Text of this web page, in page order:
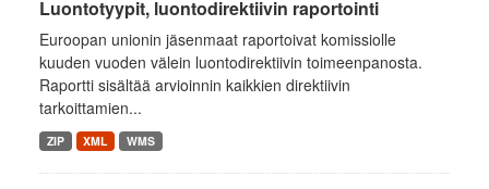
Luontotyypit, luontodirektiivin raportointi
Euroopan unionin jäsenmaat raportoivat komissiolle
kuuden vuoden välein luontodirektiivin toimeenpanosta.
Raportti sisältää arvioinnin kaikkien direktiivin
tarkoittamien...
ZIP XML WMS